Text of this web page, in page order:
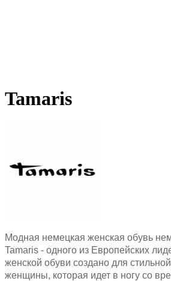
Tamaris
Модная немецкая женская обувь
Tamaris - одного из Европейских
женской обуви создано для
женщины, которая идет в ногу со